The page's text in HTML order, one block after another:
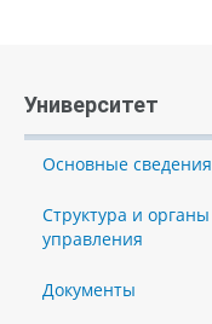
Университет
Основные сведения
Структура и органы
управления
Документы